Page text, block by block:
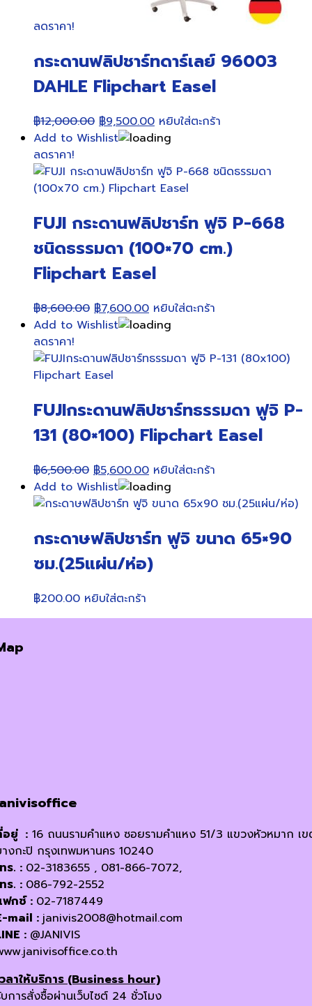
ลดราคา!
กระดานฟลิปชาร์ทดาร์เลย์ 96003
DAHLE Flipchart Easel
฿12,000.00 Original
price
฿12,000.00.
฿9,500.00Current
price
฿9,500.00.
หยิบใส่ตะกร้า
Add to Wishlist
ลดราคา!
FUJI กระดานฟลิปชาร์ท ฟูจิ P-668
ชนิดธรรมดา (100×70 cm.)
Flipchart Easel
฿8,600.00 Original
price
฿8,600.00.
฿7,600.00Current
price
฿7,600.00.
หยิบใส่ตะกร้า
Add to Wishlist
ลดราคา!
FUJIกระดานฟลิปชาร์ทธรรมดา ฟูจิ P-
131 (80×100) Flipchart Easel
฿6,500.00 Original
price
was:
฿5,600.00Current
price
is:
หยิบใส่ตะกร้า
Add to Wishlist
กระดาษฟลิปชาร์ท ฟูจิ ขนาด 65×90
ซม.(25แผ่น/ห่อ)
฿200.00 หยิบใส่ตะกร้า
อยู่ : 16 ถนนรามคำแหง ซอยรามคำแหง 51/3 แขวงหัวหมาก เ
งกะปิ กรุงเทพมหานคร 10240
ร. : 02-3183655 , 081-866-7072,
ร. : 086-792-2552
กซ์ : 02-7187449
mail : janivis2008@hotmail.com
: @JANIVIS
ลาให้บริการ (Business hour)
การสั่งซื้อผ่านเว็บไซต์ 24 ชั่วโมง